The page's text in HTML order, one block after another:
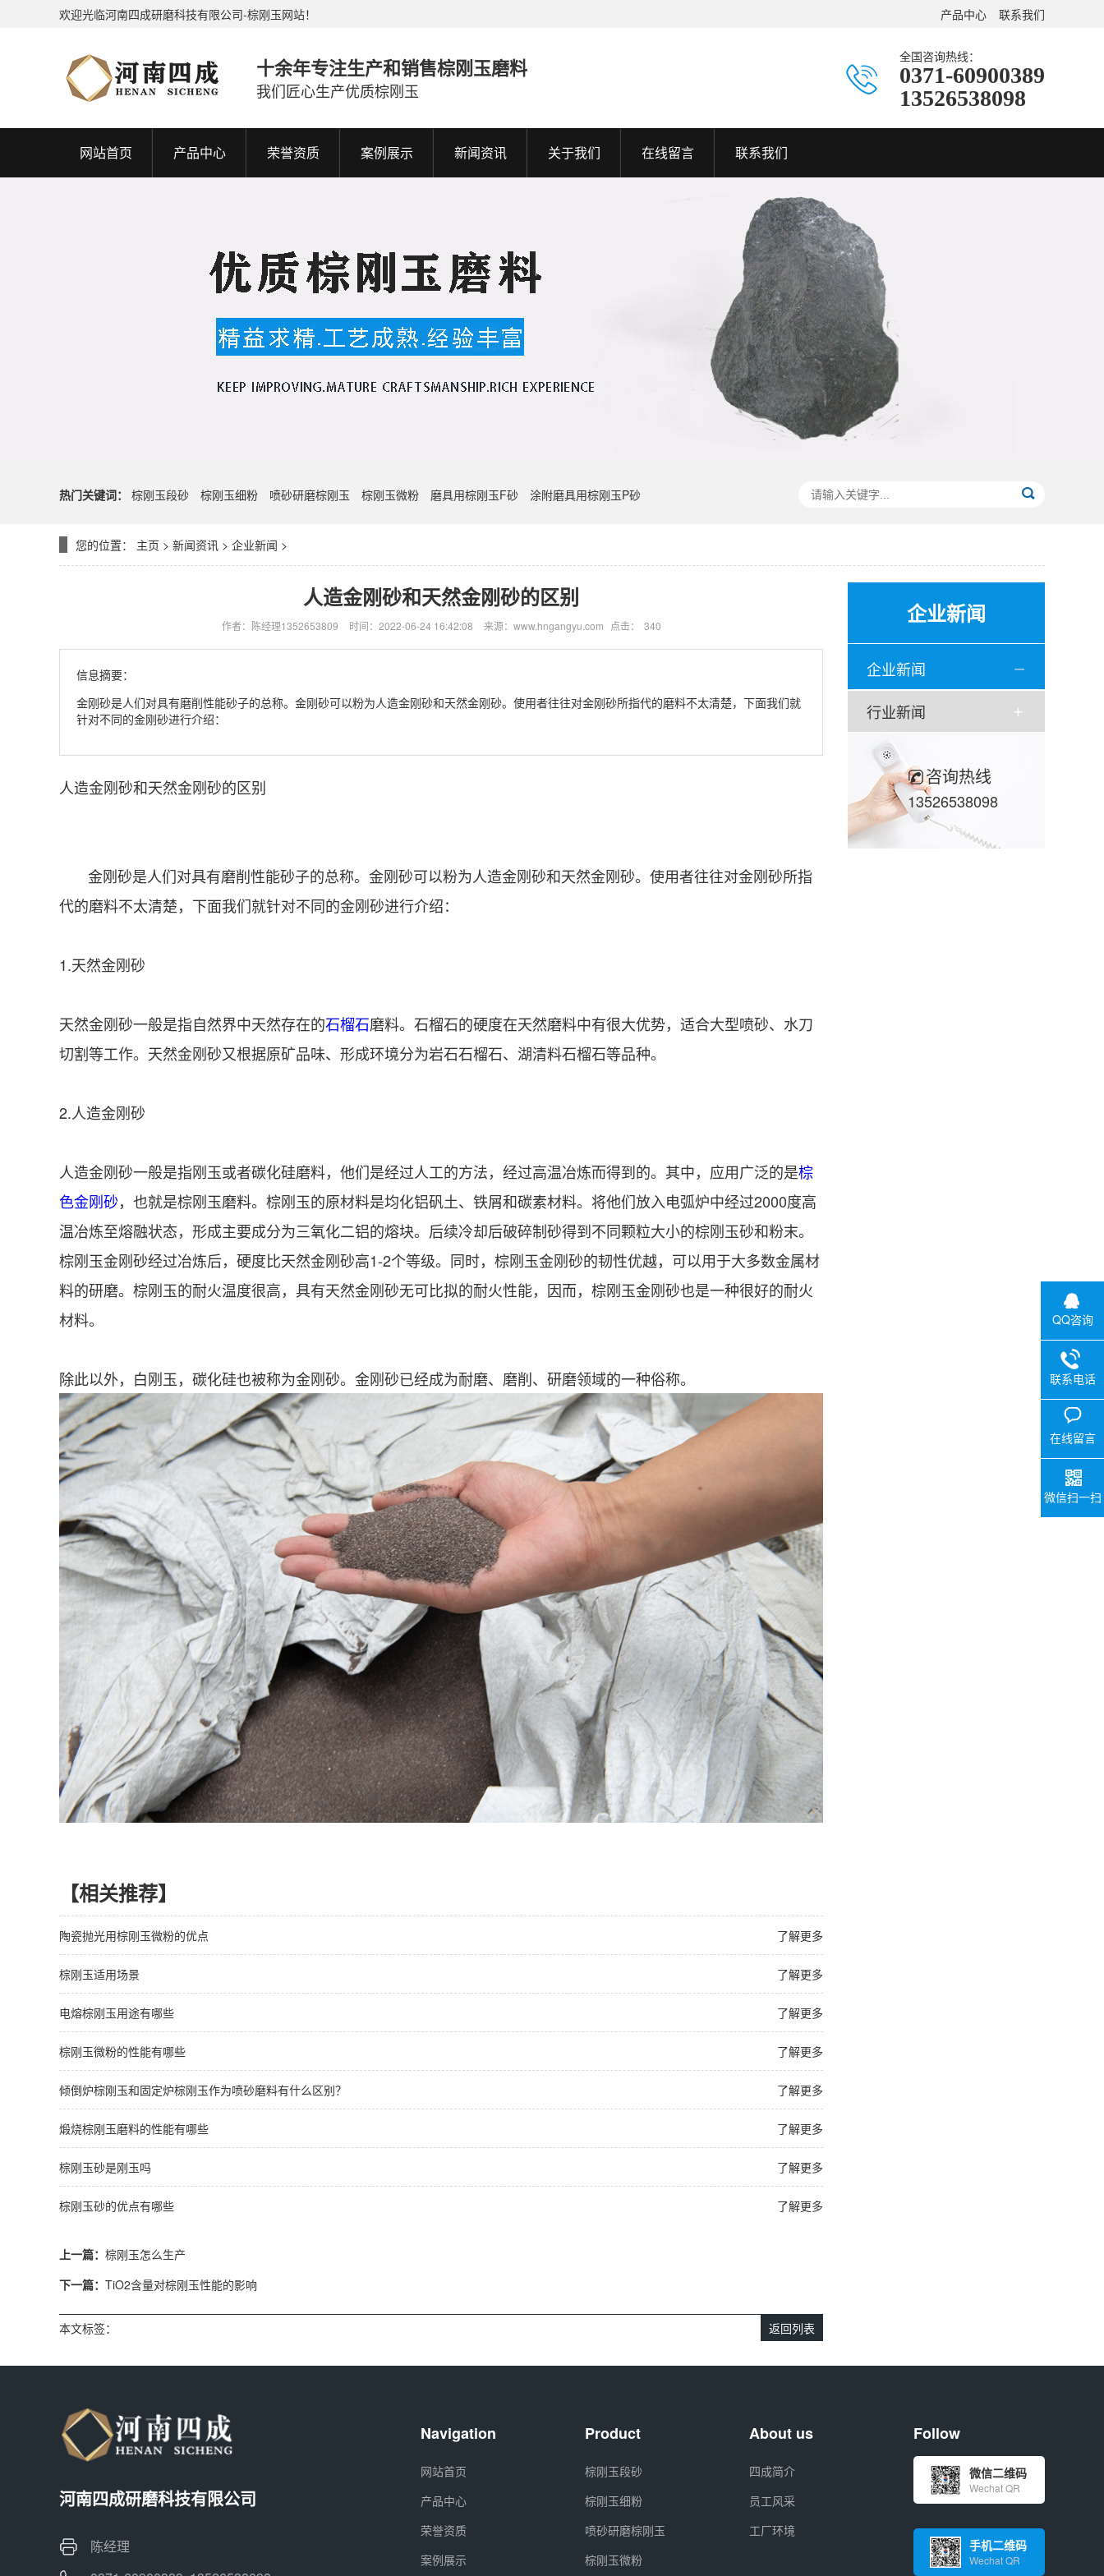
产品中心 联系我们
欢迎光临河南四成研磨科技有限公司-棕刚玉网站！
十余年专注生产和销售棕刚玉磨料
我们匠心生产优质棕刚玉
全国咨询热线：
0371-60900389
13526538098
网站首页 产品中心 荣誉资质 案例展示 新闻资讯 关于我们 在线留言 联系我们
热门关键词： 棕刚玉段砂 棕刚玉细粉 喷砂研磨棕刚玉 棕刚玉微粉 磨具用棕刚玉F砂 涂附磨具用棕刚玉P砂
您的位置： 主页 > 新闻资讯 > 企业新闻 >
企业新闻
企业新闻
行业新闻
咨询热线
13526538098
人造金刚砂和天然金刚砂的区别
作者：陈经理1352653809 时间：2022-06-24 16:42:08 来源：www.hngangyu.com 点击： 340
信息摘要：
金刚砂是人们对具有磨削性能砂子的总称。金刚砂可以粉为人造金刚砂和天然金刚砂。使用者往往对金刚砂所指代的磨料不太清楚，下面我们就
针对不同的金刚砂进行介绍：
人造金刚砂和天然金刚砂的区别
金刚砂是人们对具有磨削性能砂子的总称。金刚砂可以粉为人造金刚砂和天然金刚砂。使用者往往对金刚砂所指
代的磨料不太清楚，下面我们就针对不同的金刚砂进行介绍：
1.天然金刚砂
天然金刚砂一般是指自然界中天然存在的石榴石磨料。石榴石的硬度在天然磨料中有很大优势，适合大型喷砂、水刀
切割等工作。天然金刚砂又根据原矿品味、形成环境分为岩石石榴石、湖清料石榴石等品种。
2.人造金刚砂
人造金刚砂一般是指刚玉或者碳化硅磨料，他们是经过人工的方法，经过高温冶炼而得到的。其中，应用广泛的是棕
色金刚砂，也就是棕刚玉磨料。棕刚玉的原材料是均化铝矾土、铁屑和碳素材料。将他们放入电弧炉中经过2000度高
温冶炼至熔融状态，形成主要成分为三氧化二铝的熔块。后续冷却后破碎制砂得到不同颗粒大小的棕刚玉砂和粉末。
棕刚玉金刚砂经过冶炼后，硬度比天然金刚砂高1-2个等级。同时，棕刚玉金刚砂的韧性优越，可以用于大多数金属材
料的研磨。棕刚玉的耐火温度很高，具有天然金刚砂无可比拟的耐火性能，因而，棕刚玉金刚砂也是一种很好的耐火
材料。
除此以外，白刚玉，碳化硅也被称为金刚砂。金刚砂已经成为耐磨、磨削、研磨领域的一种俗称。
【相关推荐】
了解更多
陶瓷抛光用棕刚玉微粉的优点
了解更多
棕刚玉适用场景
了解更多
电熔棕刚玉用途有哪些
了解更多
棕刚玉微粉的性能有哪些
了解更多
倾倒炉棕刚玉和固定炉棕刚玉作为喷砂磨料有什么区别？
了解更多
煅烧棕刚玉磨料的性能有哪些
了解更多
棕刚玉砂是刚玉吗
了解更多
棕刚玉砂的优点有哪些
上一篇： 棕刚玉怎么生产
下一篇： TiO2含量对棕刚玉性能的影响
返回列表
本文标签：
河南四成研磨科技有限公司
陈经理
Navigation
网站首页
产品中心
荣誉资质
案例展示
Product
棕刚玉段砂
棕刚玉细粉
喷砂研磨棕刚玉
棕刚玉微粉
About us
四成简介
员工风采
工厂环境
Follow
微信二维码
Wechat QR
手机二维码
Wechat QR
QQ咨询
联系电话
在线留言
微信扫一扫